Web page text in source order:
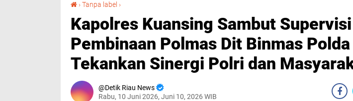
›Tanpa label ›
Kapolres Kuansing Sambut Supervisi
Pembinaan Polmas Dit Binmas Polda
Tekankan Sinergi Polri dan
Detik Riau News
Rabu, 10 Juni 2026, Juni 10, 2026 WIB